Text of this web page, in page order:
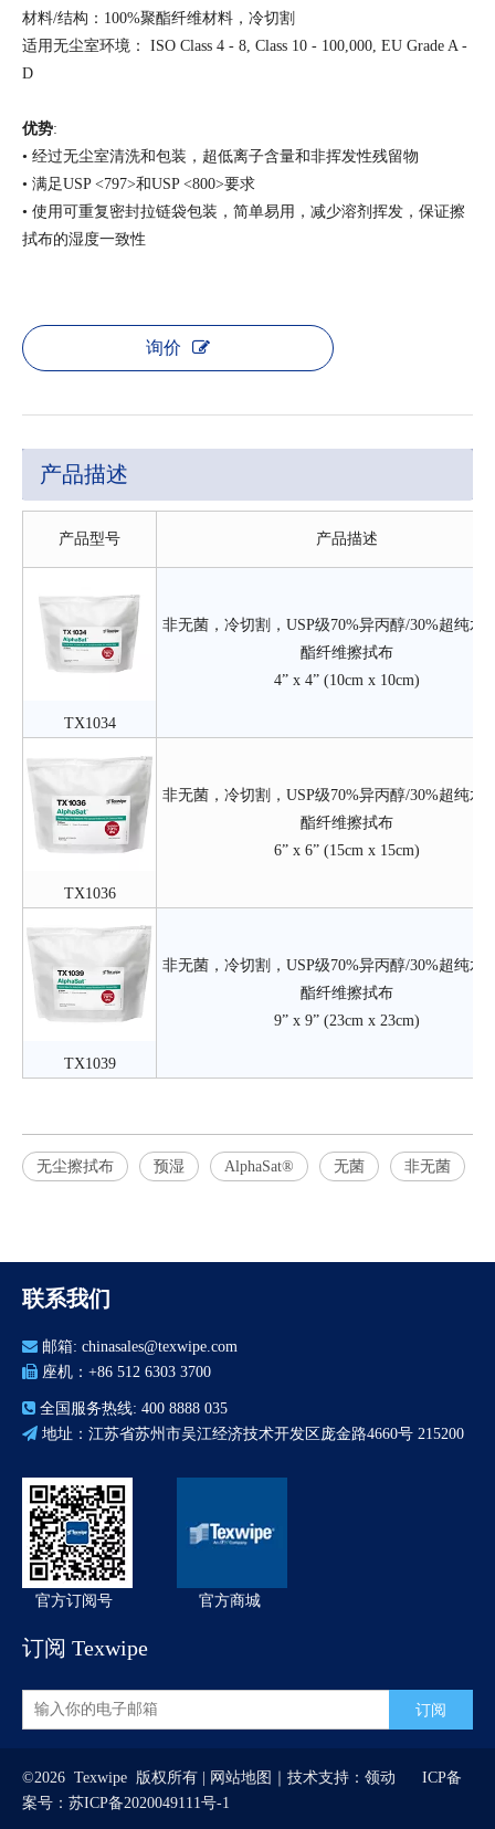
材料/结构：100%聚酯纤维材料，冷切割
适用无尘室环境： ISO Class 4 - 8, Class 10 - 100,000, EU Grade A -
D
优势:
• 经过无尘室清洗和包装，超低离子含量和非挥发性残留物
• 满足USP <797>和USP <800>要求
• 使用可重复密封拉链袋包装，简单易用，减少溶剂挥发，保证擦
拭布的湿度一致性
询价
产品描述
产品型号 产品描述
TX1034
非无菌，冷切割，USP级70%异丙醇/30%超纯水
酯纤维擦拭布
4” x 4” (10cm x 10cm)
TX1036
非无菌，冷切割，USP级70%异丙醇/30%超纯水
酯纤维擦拭布
6” x 6” (15cm x 15cm)
TX1039
非无菌，冷切割，USP级70%异丙醇/30%超纯水
酯纤维擦拭布
9” x 9” (23cm x 23cm)
无尘擦拭布 预湿 AlphaSat® 无菌 非无菌
联系我们
 邮箱: chinasales@texwipe.com
 座机：+86 512 6303 3700
 全国服务热线: 400 8888 035
 地址：江苏省苏州市吴江经济技术开发区庞金路4660号 215200
官方订阅号 官方商城
订阅 Texwipe
订阅
©2026 Texwipe 版权所有 | 网站地图 ｜技术支持： 领动 ICP备
案号： 苏ICP备2020049111号-1